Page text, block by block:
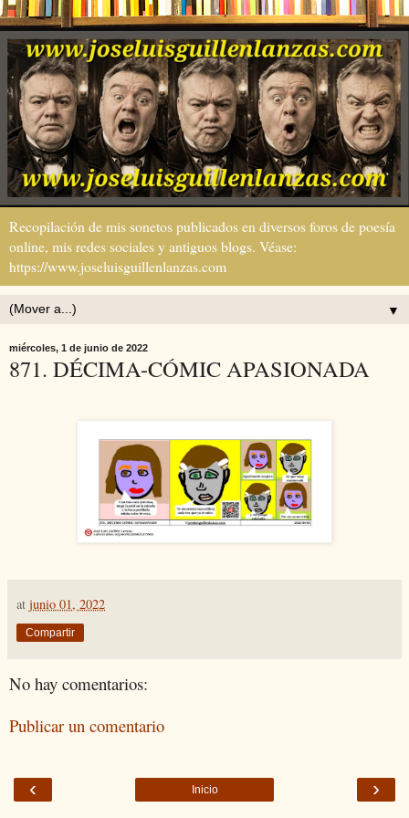
Recopilación de mis sonetos publicados en diversos foros de poesía
online, mis redes sociales y antiguos blogs. Véase:
https://www.joseluisguillenlanzas.com
▼
miércoles, 1 de junio de 2022
871. DÉCIMA-CÓMIC APASIONADA
at junio 01, 2022
Compartir
No hay comentarios:
Publicar un comentario
‹ ›
Inicio